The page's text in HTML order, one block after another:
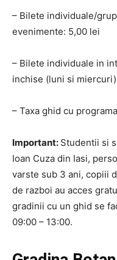
– Bilete individuale/
evenimente: 5,00 lei
– Bilete individuale in
inchise (luni si
– Taxa ghid cu
Important: Studentii si
Ioan Cuza din Iasi,
varste sub 3 ani, copiii
de razboi au acces
gradinii cu un ghid se
09:00 – 13:00.